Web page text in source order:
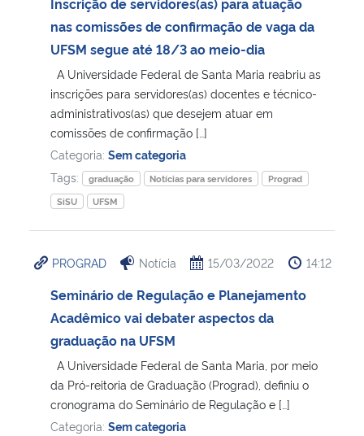
nas comissões de confirmação de vaga da
UFSM segue até 18/3 ao meio-dia
A Universidade Federal de Santa Maria reabriu as
inscrições para servidores(as) docentes e técnico-
administrativos(as) que desejem atuar em
comissões de confirmação […]
Categoria: Sem categoria
Tags:
graduação Notícias para servidores
Prograd
SiSU
UFSM
PROGRAD Notícia 15/03/2022 14:12
Seminário de Regulação e Planejamento
Acadêmico vai debater aspectos da
graduação na UFSM
A Universidade Federal de Santa Maria, por meio
da Pró-reitoria de Graduação (Prograd), definiu o
cronograma do Seminário de Regulação e […]
Categoria: Sem categoria